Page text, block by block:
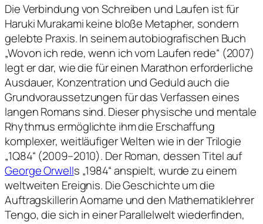
Die Verbindung von Schreiben und Laufen ist für
Haruki Murakami keine bloße Metapher, sondern
gelebte Praxis. In seinem autobiografischen Buch
„Wovon ich rede, wenn ich vom Laufen rede“ (2007)
legt er dar, wie die für einen Marathon erforderliche
Ausdauer, Konzentration und Geduld auch die
Grundvoraussetzungen für das Verfassen eines
langen Romans sind. Dieser physische und mentale
Rhythmus ermöglichte ihm die Erschaffung
komplexer, weitläufiger Welten wie in der Trilogie
„1Q84“ (2009–2010). Der Roman, dessen Titel auf
George Orwells „1984“ anspielt, wurde zu einem
weltweiten Ereignis. Die Geschichte um die
Auftragskillerin Aomame und den Mathematiklehrer
Tengo, die sich in einer Parallelwelt wiederfinden,